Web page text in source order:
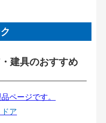
建具のおすすめ
ア